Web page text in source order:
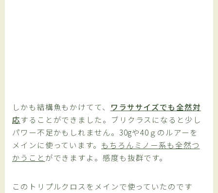
しかも結構魚もかけてて、 ワラササイズでも全然対
応することができました。ブリクラスになると少し
パワー不足かもしれません。30gや40ｇのルアーを
メインに使っています。 もちろんミノー系も全然つ
かうこと ができますよ。感度も抜群です。
このトリプルクロスをメインで使っていたのです